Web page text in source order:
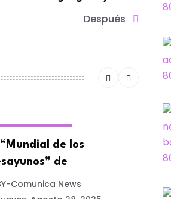
Después
“Mundial de los
de
Comunica News